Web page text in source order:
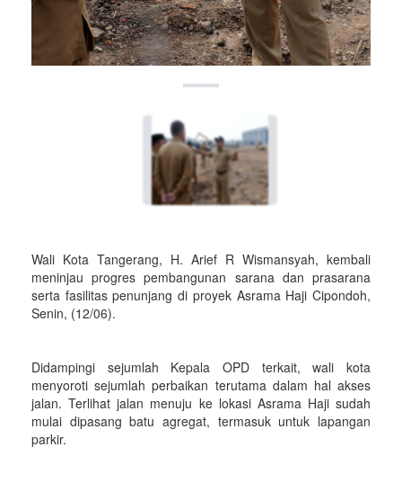
Wali Kota Tangerang, H. Arief R Wismansyah, kembali
meninjau progres pembangunan sarana dan prasarana
serta fasilitas penunjang di proyek Asrama Haji Cipondoh,
Senin, (12/06).
Didampingi sejumlah Kepala OPD terkait, wali kota
menyoroti sejumlah perbaikan terutama dalam hal akses
jalan. Terlihat jalan menuju ke lokasi Asrama Haji sudah
mulai dipasang batu agregat, termasuk untuk lapangan
parkir.